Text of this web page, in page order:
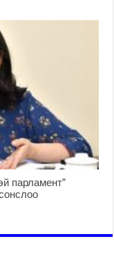
парламент”